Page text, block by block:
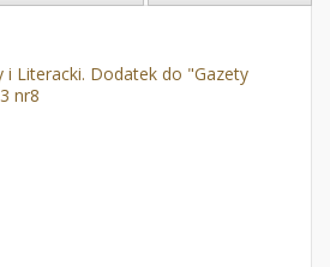
i Literacki. Dodatek do "Gazety
nr8